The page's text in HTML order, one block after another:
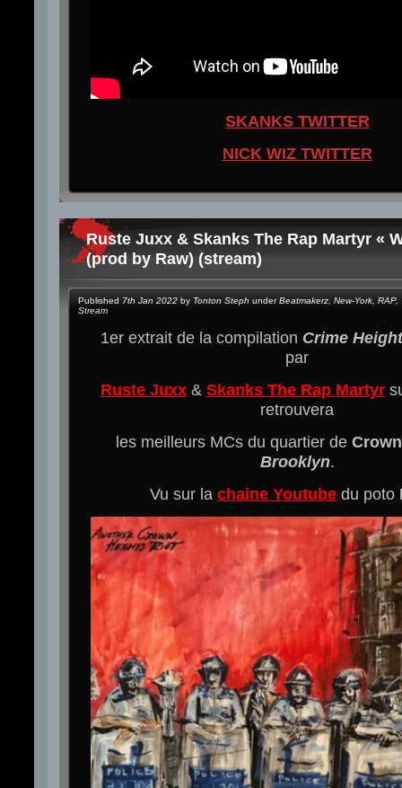
SKANKS TWITTER
NICK WIZ TWITTER
Ruste Juxx & Skanks The Rap Martyr «
(prod by Raw) (stream)
Published 7th Jan 2022 by Tonton Steph underBeatmakerz New-York RAP,
Stream
1er extrait de la compilation Crime
par
Ruste Juxx& Skanks The Rap Martyr
retrouvera
les meilleurs MCs du quartier de
Brooklyn.
Vu sur la chaine Youtube du poto